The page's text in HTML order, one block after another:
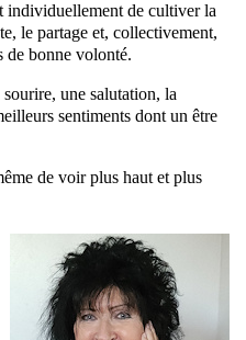
individuellement de cultiver la
le partage et, collectivement,
de bonne volonté.
une salutation, la
sentiments dont un être
de voir plus haut et plus